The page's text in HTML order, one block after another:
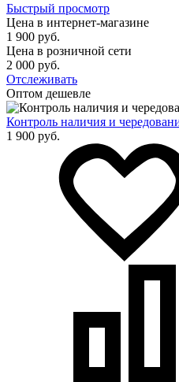
Быстрый просмотр
Цена в интернет-магазине
1 900 руб.
Цена в розничной сети
2 000 руб.
Отслеживать
Оптом дешевле
Контроль наличия и
1 900 руб.